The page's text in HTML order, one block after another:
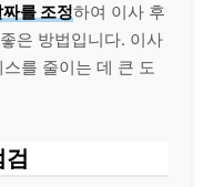
를 조정하여 이사 후
은 방법입니다. 이사
를 줄이는 데 큰 도